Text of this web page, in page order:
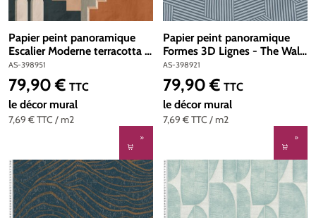
Papier peint panoramique
Escalier Moderne terracotta -
The Wall 3 d'A.S. Création |
Réf. AS-398951
AS-398951
7,69 €TTC / m2
Prix régulier :
79,90 € TTC
le décor mural
Papier peint panoramique
Formes 3D Lignes - The Wall
3 d'A.S. Création | Réf. AS-
398921
AS-398921
7,69 €TTC / m2
Prix régulier :
79,90 € TTC
le décor mural